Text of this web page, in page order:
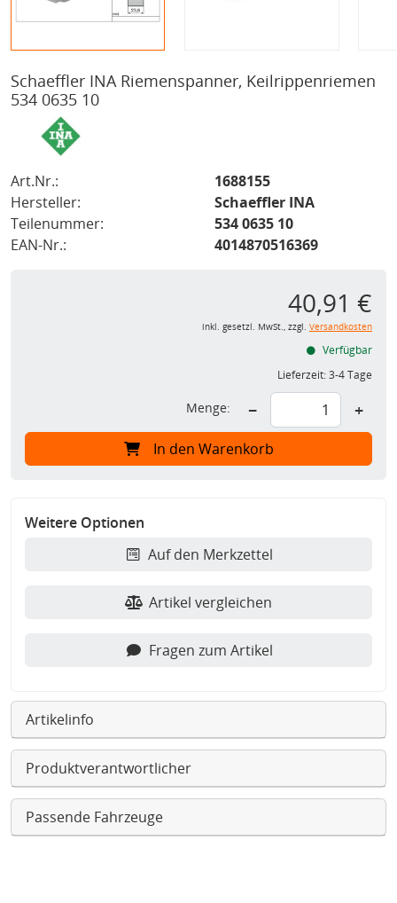
Schaeffler INA Riemenspanner, Keilrippenriemen
534 0635 10
Art.Nr.:
1688155
Hersteller:
Schaeffler INA
Teilenummer:
534 0635 10
EAN-Nr.:
4014870516369
40,91 €
inkl. gesetzl. MwSt., zzgl. Versandkosten
Verfügbar
Lieferzeit:3-4 Tage
Menge: − +
In den Warenkorb
Weitere Optionen
Auf den Merkzettel
Artikel vergleichen
Fragen zum Artikel
Artikelinfo
Produktverantwortlicher
Passende Fahrzeuge